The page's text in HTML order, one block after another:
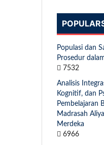
Populasi dan
Prosedur
7532
Analisis
Kognitif, dan
Pembelajaran
Madrasah
Merdeka
6966